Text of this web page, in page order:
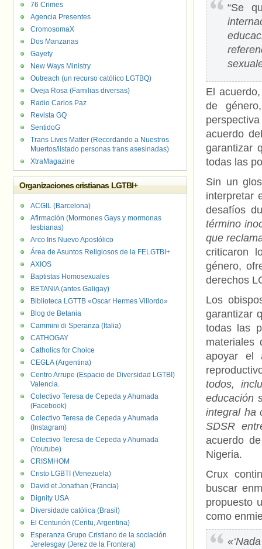
“Se
El
de
acuerdo
garantizar
todas las
Sin un
interpretar
desafíos
término
que
criticaron
género,
derechos
Los
garantizar
todas las
materiales
apoyar el
todos,
educación
integral ha
SDSR
acuerdo
Nigeria.
Crux
buscar
propuesto
como
«
76 Crimes
Agencia Presentes
CromosomaX
Dos Manzanas
Gayety
New Ways Ministry
Outreach (un recurso católico LGTBQ)
Oveja Rosa (Familias diversas)
Radio Carlos Paz
Revista GQ
SentidoG
Trans Lives Matter (Recordando a Nuestros
Muertos/listado personas trans asesinadas)
XtraMagazine
Organizaciones cristianas LGTBI+
ACGIL (Barcelona)
Afirmación (Mormones Gays y mormonas
lesbianas)
Arco Iris Nuevo Apostólico
Área de Asuntos Religiosos de la FELGTBI+
AXIOS
Baptistas Homosexuales
BETANIA (antes Galigay)
Biblioteca LGTTB «Oscar Hermes Villordo»
Blog de Betania
Cammini di Speranza (Italia)
CATHOGAY
Catholics for Choice
CEGLA (Argentina)
Centro Arrupe (Espacio de Diversidad LGTBI)
Valencia.
Colectivo Teresa de Cepeda y Ahumada
(Facebook)
Colectivo Teresa de Cepeda y Ahumada
(Instagram)
Colectivo Teresa de Cepeda y Ahumada
(Youtube)
CRISMHOM
Cristo LGBTI (Venezuela)
David et Jonathan (Francia)
Dignity USA
Diversidade católica (Brasil)
El Centurión (Centu, Argentina)
Esperanza Grupo Cristiano de la sociación
Jerelesgay (Jerez de la Frontera)